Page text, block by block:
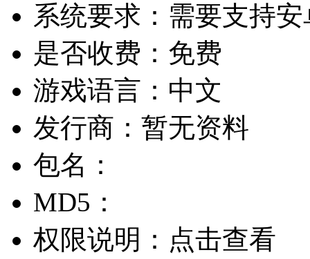
系统要求： 需要支持
是否收费： 免费
游戏语言： 中文
发行商： 暂无资料
包名：
MD5：
权限说明： 点击查看